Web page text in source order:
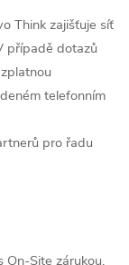
Think zajišťuje síť
případě dotazů
telefonním
pro řadu
On-Site zárukou,